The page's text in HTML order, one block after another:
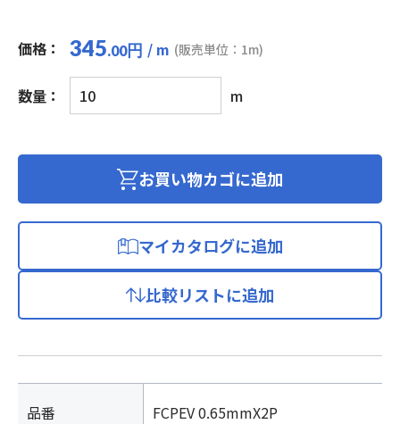
価格： 345.00円 / m (販売単位：1m)
数量：
着
色
別
エ
レ
縁
ビ
m
お買い物カゴに追加
マイカタログに追加
比較リストに追加
品番 FCPEV 0.65mmX2P